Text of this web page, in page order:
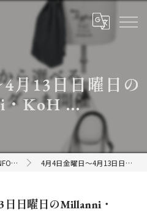
月13日日曜日の
KoH ...
4月4日金曜日〜4月13日日曜日のMillanni・KoH ...
日曜日のMillanni・